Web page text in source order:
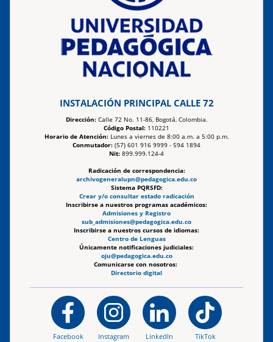
INSTALACIÓN PRINCIPAL CALLE 72
Dirección:Calle 72 No. 11-86, Bogotá, Colombia.
Código Postal: 110221
Horario de Atención:Lunes a viernes de 8:00 a.m. a 5:00 p.m.
Conmutador: (57) 601 916 9999 - 594 1894
Nit: 899.999.124-4
Radicación de correspondencia:
archivogeneralupn@pedagogica.edu.co
Sistema PQRSFD:
Crear y/o consultar estado radicación
Inscribirse a nuestros programas académicos:
Admisiones y Registro
sub_admisiones@pedagogica.edu.co
Inscribirse a nuestros cursos de idiomas:
Centro de Lenguas
Únicamente notificaciones judiciales:
oju@pedagogica.edu.co
Comunicarse con nosotros:
Directorio digital
Facebook Instagram LinkedIn TikTok